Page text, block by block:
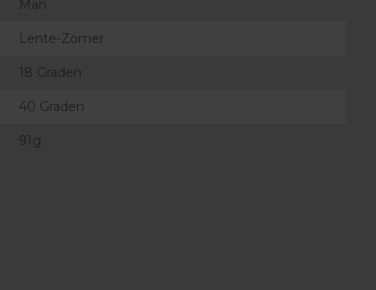
Man
Lente-Zomer
18 Graden
40 Graden
91g